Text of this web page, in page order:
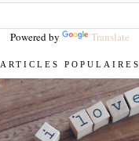
Powered by Translate
ARTICLES POPULAIRES